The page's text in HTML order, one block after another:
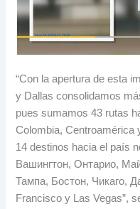
“Con la apertura de esta
y Dallas consolidamos
pues sumamos 43 rutas
Colombia,Centroamérica
14destinos hacia el país
Вашингтон, Онтарио,
Тампа, Бостон, Чикаго,
Francisco y Las Vegas”,